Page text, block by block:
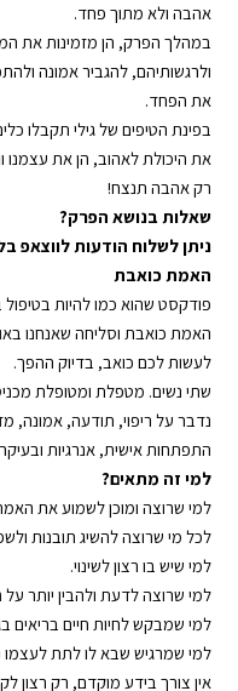
אהבה ולא מתוך פחד.
במהלך הפרק, הן מזמינות את
ולרגשותיהם, להגביר אמונה
את הפחד.
בפינת הטיפים של גילי תקבלו
את היכולת לאהוב, הן את עצמנו
רק אהבה תנצח!
שאלות בנושא הפרק?
ניתן לשלוח הודעות לווצאפ בלבד
האמת כואבת
פודקסט שהוא כמו להיות בטיפול
האמת כואבת וסליחה שאנחנו
לעשות לכם כואב, בדיוק ההפך.
שתי נשים. מטפלת ומטופלת
נדבר על ריפוי, תודעה, אמונה,
התפתחות אישית, אנרגיות
למי זה מתאים?
למי שרוצה ומוכן לשמוע את
לכל מי שרוצה להשיג תובנות
למי שיש בו רצון לשינוי.
למי שרוצה לדעת ולהבין יותר על
למי שמבקש לחיות חיים בריאים
למי שמרגיש שבא לו לתת לעצמו
אין צורך בידע מוקדם, רק רצון